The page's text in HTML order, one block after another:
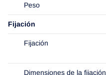
Peso
Fijación
Fijación
Dimensiones de la fijación